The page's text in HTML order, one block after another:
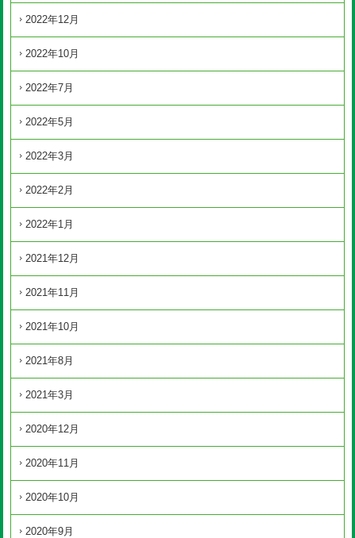
2022年12月
2022年10月
2022年7月
2022年5月
2022年3月
2022年2月
2022年1月
2021年12月
2021年11月
2021年10月
2021年8月
2021年3月
2020年12月
2020年11月
2020年10月
2020年9月